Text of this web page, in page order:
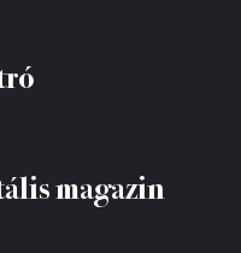
magazin